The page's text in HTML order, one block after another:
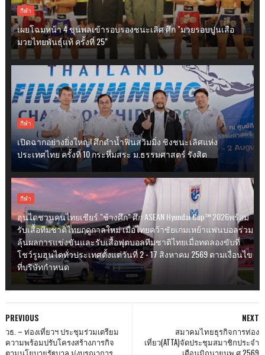
กีฬา
เผยโฉมหน้า 4 ขุนพลเข้ารอบรองชนะเลิศ ศึก "มวยรอบปูนเสือ
มวยไทยพันธุ์แท้ ครั้งที่ 25"
กีฬา
เปิดฉากอย่างยิ่งใหญ่! ศึกดำน้ำฟินสวิมมิ่ง ชิงชนะเลิศแห่ง
ประเทศไทย ครั้งที่ 10 กระหึ่มสระ ม.ธรรมศาสตร์ รังสิต
กีฬา
ฮุนไดชวนคนไทยเชียร์ "ช้างศึก" ศึก ASEAN Hyundai Cup™ 2026พร้อม
รับเสื้อทีมชาติไทยฤดูกาลใหม่ เมื่อไทยคว้าชัยเกมเหย้าแฟนบอลร่วม
ลุ้นผลการแข่งขันและรับเสื้อฟุตบอลทีมชาติไทยเมื่อทดลองขับที่
โชว์รูมฮุนไดทั่วประเทศตั้งแต่วันที่ 2 - 17 สิงหาคม 2569 ตามเงื่อนไข
ที่บริษัทกำหนด
NEXT
สมาคมไทยธุรกิจการท่อง
เที่ยว(ATTA)จัดประชุมสมาชิกประจำ
เดือนมิถุนายนพ.ศ 2569
PREVIOUS
วธ. – ท่องเที่ยวฯ ประชุมร่วมเตรียม
ความพร้อมปรับโครงสร้างภารกิจ
ตามนโยบายรัฐบาล มุ่งบูรณาการ